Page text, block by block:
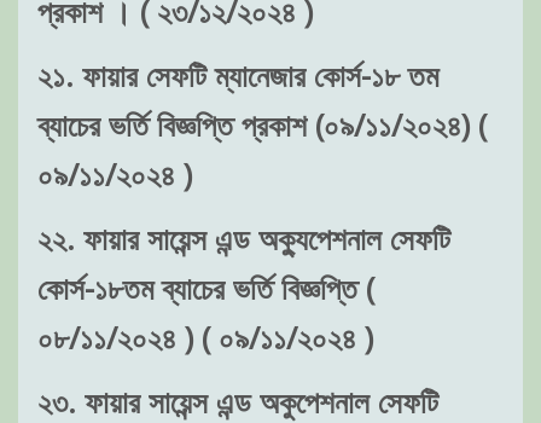
প্রকাশ । ( ২৩/১২/২০২৪ )
২১. ফায়ার সেফটি ম্যানেজার কোর্স-১৮ তম
ব্যাচের ভর্তি বিজ্ঞপ্তি প্রকাশ (০৯/১১/২০২৪) (
০৯/১১/২০২৪ )
২২. ফায়ার সায়েন্স এন্ড অক্যুপেশনাল সেফটি
কোর্স-১৮তম ব্যাচের ভর্তি বিজ্ঞপ্তি (
০৮/১১/২০২৪ ) ( ০৯/১১/২০২৪ )
২৩. ফায়ার সায়েন্স এন্ড অকুপেশনাল সেফটি